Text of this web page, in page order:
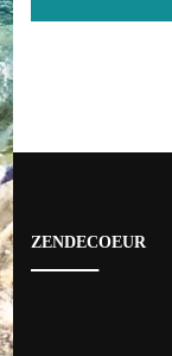
ZENDECOEUR